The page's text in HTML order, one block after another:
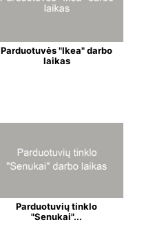
Parduotuvės "Ikea" darbo
laikas
Parduotuvių tinklo
"Senukai"...